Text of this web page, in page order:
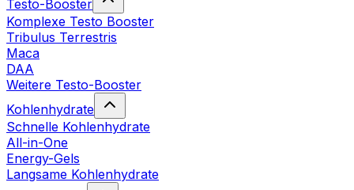
Testo-Booster
Komplexe Testo Booster
Tribulus Terrestris
Maca
DAA
Weitere Testo-Booster
Kohlenhydrate
Schnelle Kohlenhydrate
All-in-One
Energy-Gels
Langsame Kohlenhydrate